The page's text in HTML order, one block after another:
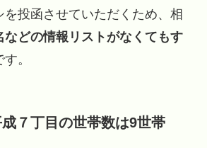
投函させていただくため、相
などの情報リストがなくてもす
す。
７丁目の世帯数は9世帯